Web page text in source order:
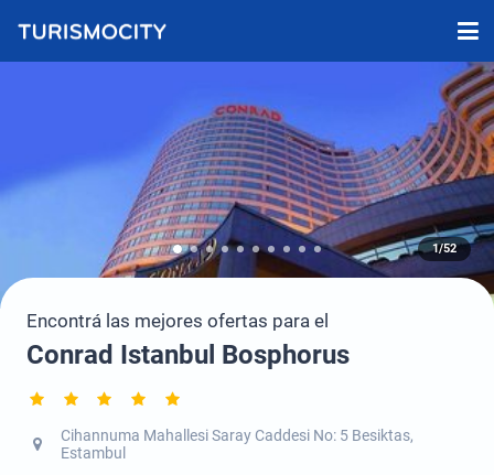
1/52
Encontrá las mejores ofertas para el
Conrad Istanbul Bosphorus
Cihannuma Mahallesi Saray Caddesi No: 5 Besiktas,
Estambul